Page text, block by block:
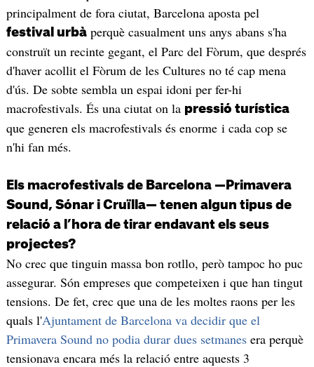
principalment de fora ciutat, Barcelona aposta pel
festival urbàperquè casualment uns anys abans s'ha
construït un recinte gegant, el Parc del Fòrum, que després
d'haver acollit el Fòrum de les Cultures no té cap mena
d'ús. De sobte sembla un espai idoni per fer-hi
macrofestivals. És una ciutat on la pressió turística
que generen els macrofestivals és enorme i cada cop se
n'hi fan més.
Els macrofestivals de Barcelona —Primavera
Sound, Sónar i Cruïlla— tenen algun tipus de
relació a l’hora de tirar endavant els seus
projectes?
No crec que tinguin massa bon rotllo, però tampoc ho puc
assegurar. Són empreses que competeixen i que han tingut
tensions. De fet, crec que una de les moltes raons per les
quals l'Ajuntament de Barcelona va decidir que el
Primavera Sound no podia durar dues setmanesera perquè
tensionava encara més la relació entre aquests 3